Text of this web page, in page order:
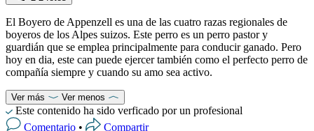
El Boyero de Appenzell es una de las cuatro razas regionales de
boyeros de los Alpes suizos. Este perro es un perro pastor y
guardián que se emplea principalmente para conducir ganado. Pero
hoy en dia, este can puede ejercer también como el perfecto perro de
compañía siempre y cuando su amo sea activo.
Ver más Ver menos
Este contenido ha sido verficado por un profesional
Comentario • Compartir